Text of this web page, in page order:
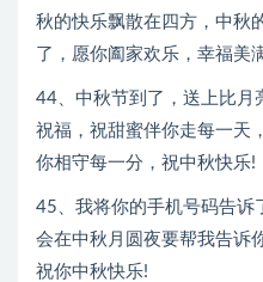
秋的快乐飘散在四方，中秋
了，愿你阖家欢乐，幸福美
44、中秋节到了，送上比月
祝福，祝甜蜜伴你走每一天
你相守每一分，祝中秋快乐!
45、我将你的手机号码告诉
会在中秋月圆夜要帮我告诉
祝你中秋快乐!